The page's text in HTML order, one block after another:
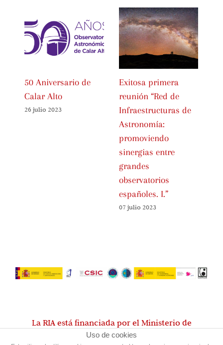
50 Aniversario de
Calar Alto
26 julio 2023
Exitosa primera
reunión “Red de
Infraestructuras de
Astronomía:
promoviendo
sinergias entre
grandes
observatorios
españoles. I.”
07 julio 2023
La RIA está financiada por el Ministerio de
Ciencia, Innovación y Universidades
Uso de cookies